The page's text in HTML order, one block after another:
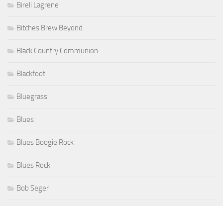
Bireli Lagrene
Bitches Brew Beyond
Black Country Communion
Blackfoot
Bluegrass
Blues
Blues Boogie Rock
Blues Rock
Bob Seger